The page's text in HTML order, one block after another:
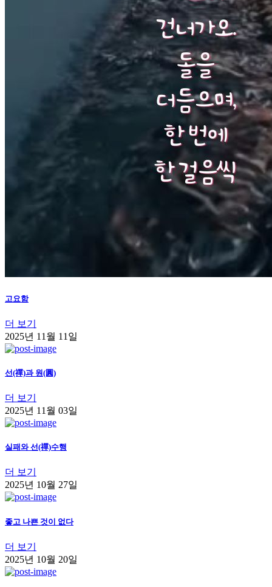
고요함
더 보기
2025년 11월 11일
선(禪)과 원(圓)
더 보기
2025년 11월 03일
실패와 선(禪)수행
더 보기
2025년 10월 27일
좋고 나쁜 것이 없다
더 보기
2025년 10월 20일